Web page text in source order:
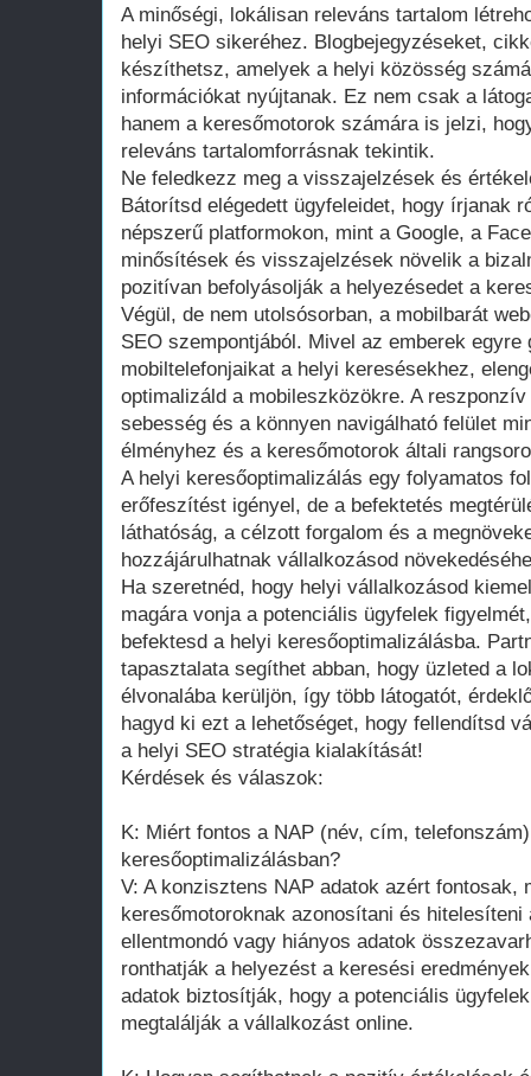
A minőségi, lokálisan releváns tartalom
helyi SEO sikeréhez. Blogbejegyzéseket,
készíthetsz, amelyek a helyi közösség
információkat nyújtanak. Ez nem csak a
hanem a keresőmotorok számára is jelzi,
releváns tartalomforrásnak tekintik.
Ne feledkezz meg a visszajelzések és
Bátorítsd elégedett ügyfeleidet, hogy írjanak
népszerű platformokon, mint a Google, a
minősítések és visszajelzések növelik a
pozitívan befolyásolják a helyezésedet a
Végül, de nem utolsósorban, a mobilbarát
SEO szempontjából. Mivel az emberek egyre
mobiltelefonjaikat a helyi keresésekhez,
optimalizáld a mobileszközökre. A
sebesség és a könnyen navigálható felület
élményhez és a keresőmotorok általi
A helyi keresőoptimalizálás egy folyamatos
erőfeszítést igényel, de a befektetés
láthatóság, a célzott forgalom és a
hozzájárulhatnak vállalkozásod
Ha szeretnéd, hogy helyi vállalkozásod
magára vonja a potenciális ügyfelek
befektesd a helyi keresőoptimalizálásba.
tapasztalata segíthet abban, hogy üzleted a
élvonalába kerüljön, így több látogatót,
hagyd ki ezt a lehetőséget, hogy fellendítsd
a helyi SEO stratégia kialakítását!
Kérdések és válaszok:
K: Miért fontos a NAP (név, cím,
keresőoptimalizálásban?
V: A konzisztens NAP adatok azért fontosak,
keresőmotoroknak azonosítani és
ellentmondó vagy hiányos adatok
ronthatják a helyezést a keresési
adatok biztosítják, hogy a potenciális
megtalálják a vállalkozást online.